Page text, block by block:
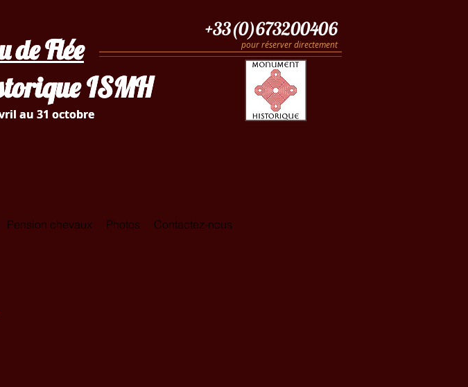
de Flée
ISMH
au 31 octobre
+33(0)673200406
pour réserver directement
de Flée
ISMH
au 31 octobre
Pension chevaux Photos Contactez-nous